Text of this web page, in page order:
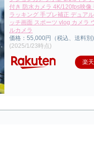
付き 防水カメラ 4K/120fps映像
ラッキング 手ブレ補正 デュア
ッチ画面 スポーツ vlog カメラ
ルカメラ
価格：55,000円（税込、送料別)
(2025/1/23時点)
楽